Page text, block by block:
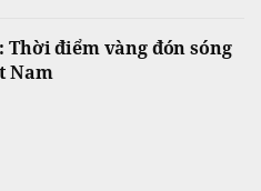
Thời điểm vàng đón sóng
Nam